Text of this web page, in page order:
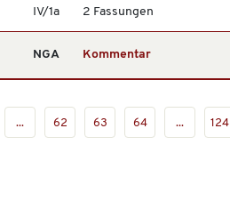
IV/1a 2 Fassungen
NGA Kommentar
... 62 63 64 ... 124